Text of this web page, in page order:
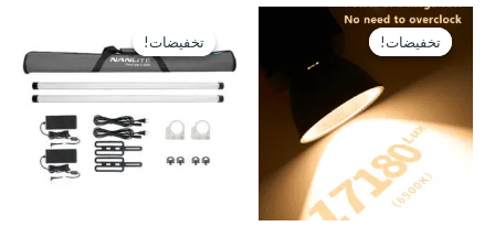
تخفيضات!
تخفيضات!
السعر
EGP4,000.
EGP2,750.
تخفيضات!
تخفيضات!
هو:
EGP30,000.
هو: